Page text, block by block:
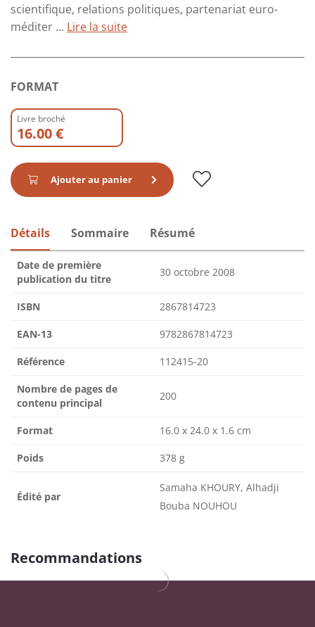
scientifique, relations politiques, partenariat euro-
méditer ... Lire la suite
FORMAT
Livre broché
16.00 €
Ajouter au panier
Détails Sommaire Résumé
Date de première
publication du titre
30 octobre 2008
ISBN 2867814723
EAN-13 9782867814723
Référence 112415-20
Nombre de pages de
contenu principal
200
Format 16.0 x 24.0 x 1.6 cm
Poids 378 g
Édité par
Samaha KHOURY, Alhadji
Bouba NOUHOU
Recommandations